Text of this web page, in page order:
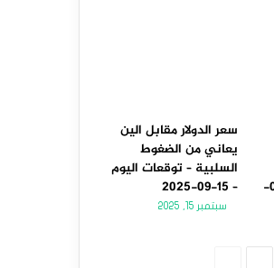
توقعات اليوم – 15-09-
سعر الدولار مقابل الين
يعاني من الضغوط
السلبية – توقعات اليوم
– 15-09-2025
سبتمبر 15, 2025